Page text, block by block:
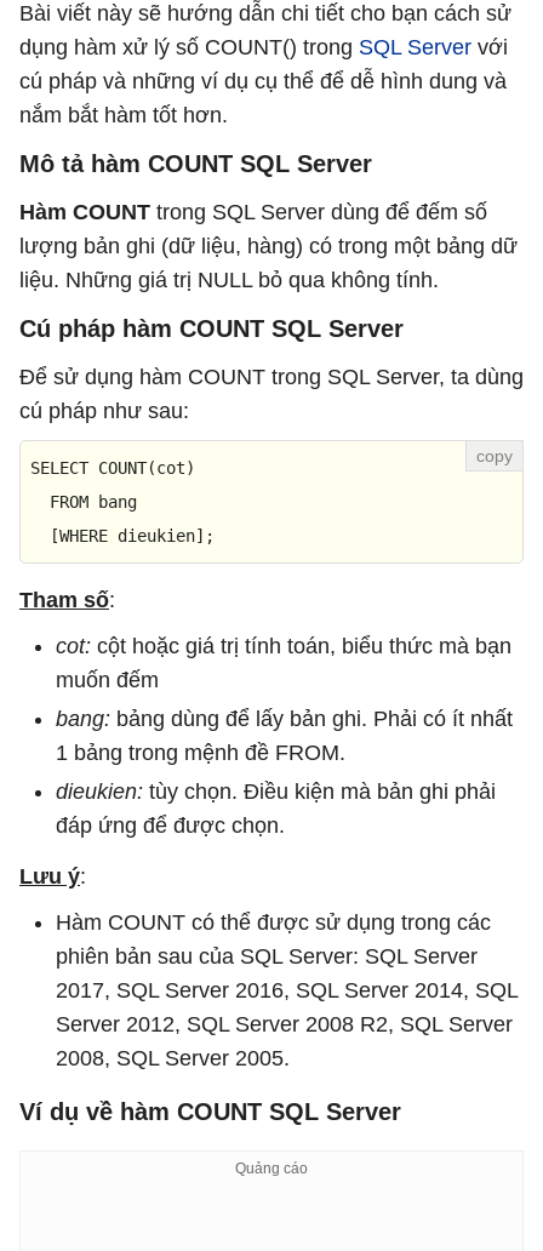
Bài viết này sẽ hướng dẫn chi tiết cho bạn cách sử
dụng hàm xử lý số COUNT() trong SQL Server với
cú pháp và những ví dụ cụ thể để dễ hình dung và
nắm bắt hàm tốt hơn.
Mô tả hàm COUNT SQL Server
Hàm COUNT trong SQL Server dùng để đếm số
lượng bản ghi (dữ liệu, hàng) có trong một bảng dữ
liệu. Những giá trị NULL bỏ qua không tính.
Cú pháp hàm COUNT SQL Server
Để sử dụng hàm COUNT trong SQL Server, ta dùng
cú pháp như sau:
SELECT COUNT(cot)
FROM bang
  [
WHERE dieukien];
Tham số:
cot: cột hoặc giá trị tính toán, biểu thức mà bạn
muốn đếm
bang: bảng dùng để lấy bản ghi. Phải có ít nhất
1 bảng trong mệnh đề FROM.
dieukien: tùy chọn. Điều kiện mà bản ghi phải
đáp ứng để được chọn.
Lưu ý:
Hàm COUNT có thể được sử dụng trong các
phiên bản sau của SQL Server: SQL Server
2017, SQL Server 2016, SQL Server 2014, SQL
Server 2012, SQL Server 2008 R2, SQL Server
2008, SQL Server 2005.
Ví dụ về hàm COUNT SQL Server